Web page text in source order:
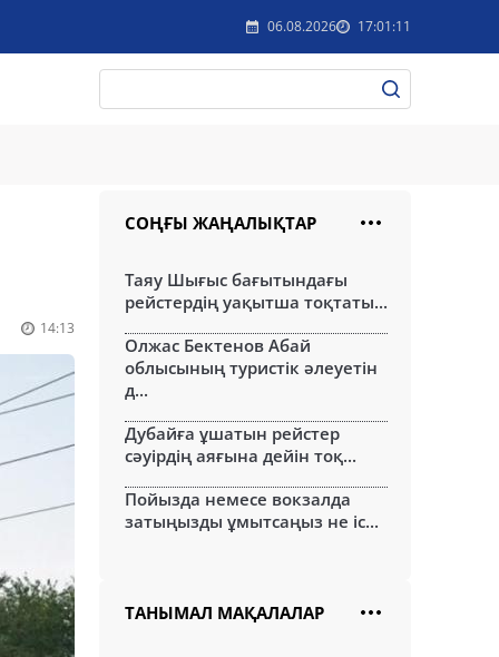
06.08.2026 17:01:11
14:13
СОҢҒЫ ЖАҢАЛЫҚТАР
Таяу Шығыс бағытындағы
рейстердің уақытша тоқтаты...
Олжас Бектенов Абай
облысының туристік әлеуетін
д...
Дубайға ұшатын рейстер
сәуірдің аяғына дейін тоқ...
Пойызда немесе вокзалда
затыңызды ұмытсаңыз не іс...
ТАНЫМАЛ МАҚАЛАЛАР